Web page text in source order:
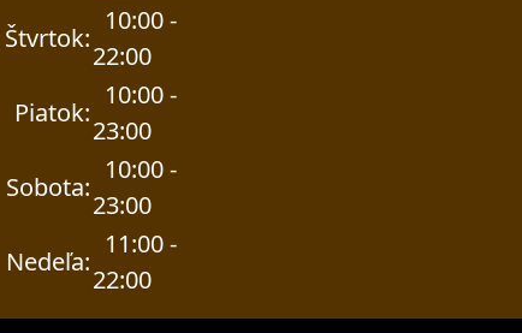
Štvrtok:
10:00 -
22:00
Piatok:
10:00 -
23:00
Sobota:
10:00 -
23:00
Nedeľa:
11:00 -
22:00